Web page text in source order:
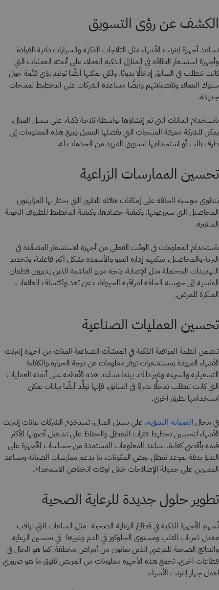
الكشف عن رؤى التسويق
تساعد أجهزة إنترنت الأشياء مثل الثلاجات الذكية والسيارات ذاتية القيادة
وأجهزة استشعار الطاقة في المنازل الذكية العملاء على أتمتة العمليات التي
كانت تتطلب في السابق إدخالًا يدويًا. ولكن يمكنها أيضًا توليد رؤى قيِّمة حول
سلوك العملاء وتفضيلاتهم وأيضًا مساعدة الشركات على التخطيط لمنتجات
جديدة.
باستخدام البيانات التي تم إنشاؤها بواسطة ثلاجة ذكية، على سبيل المثال،
يمكن للشركة معرفة المنتجات التي يفضلها العميل وبيع هذه المعلومات إلى
طرف ثالث أو استخدامها لتسويق المزيد من الخدمات له.
تحسين الممارسات الزراعية
تنطوي حوسبة الحافة على إمكانات هائلة للطرق التي يختار بها المزارعون
المحاصيل التي سيزرعونها، وكيفية حصادها، وكيفية التخطيط للظروف الجوية
المتغيرة.
باستخدام المعلومات في الوقت الفعلي من أجهزة الاستشعار المضمَّنة في
التربة والمحاصيل، يمكنهم إدارة النمو والأسمدة بشكل أكثر فاعلية، وتحديد
التهديدات المحتملة مثل الإصابة. يتجه مربو الماشية الذين يديرون قطعان
الماشية إلى حوسبة الحافة لمراقبة الحيوانات عن بُعد واكتشاف العلامات
المبكرة للمرض.
تحسين العمليات الصناعية
تتضمن أنظمة المراقبة الذكية في المنشآت الصناعية المئات من أجهزة إنترنت
الأشياء المزودة بمستشعرات توفِّر معلومات عن درجة الحرارة والكفاءة
التشغيلية والسرعة وغير ذلك. بينما تساعد هذه الأنظمة على أتمتة العمليات
التي كانت تتطلب تدخلًا بشريًا في السابق، فإنها تولِّد أيضًا بيانات يمكن
استخدامها بطرق أخرى.
في مجال الصيانة التنبؤية، على سبيل المثال، تستخدِم الشركات بيانات إنترنت
الأشياء لتحسين تخطيط فترات التعطل والحفاظ على تشغيل أصولها الأكثر
قيمة بأقصى كفاءة. تساعد المعلومات المستمدة من حساسات الأجهزة على
التنبؤ بدقة بموعد تعطل بعض المكونات، ما يدعم ممارسات الصيانة ويساعد
المديرين على جدولة الإصلاحات خلال أوقات انخفاض الاستخدام.
تطوير حلول جديدة للرعاية الصحية
تُسهم الأجهزة الذكية في قطاع الرعاية الصحية -مثل الساعات التي تراقب
معدل ضربات القلب ومستوى الجلوكوز في الدم وغيرها- في تحسين الرعاية
والنتائج الصحية للمرضى الذين يعانون من أمراض مختلفة. كما هو الحال في
قطاعات أخرى، تجمع هذه الأجهزة معلومات من المريض تفوق ما هو ضروري
لعمل جهاز إنترنت الأشياء.